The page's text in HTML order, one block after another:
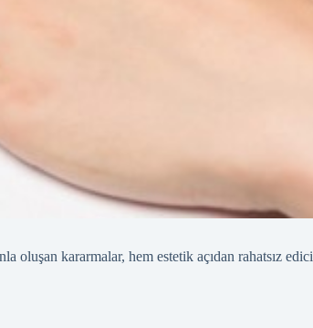
oluşan kararmalar, hem estetik açıdan rahatsız edici